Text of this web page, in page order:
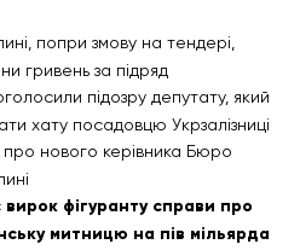
попри змову на тендері,
гривень за підряд
підозру депутату, який
хату посадовцю Укрзалізниці
нового керівника Бюро
вирок фігуранту справи про
митницю на пів мільярда